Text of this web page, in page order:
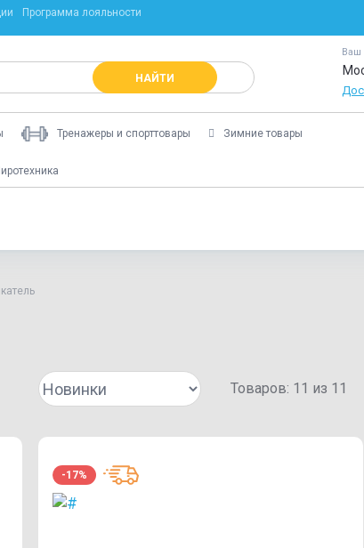
Программа лояльности
НАЙТИ
Ваш
Тренажеры и спорттовары Зимние товары
Товаров: 11 из 11
-17%